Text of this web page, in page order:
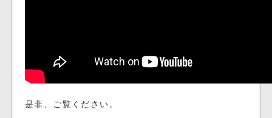
是非、ご覧ください。